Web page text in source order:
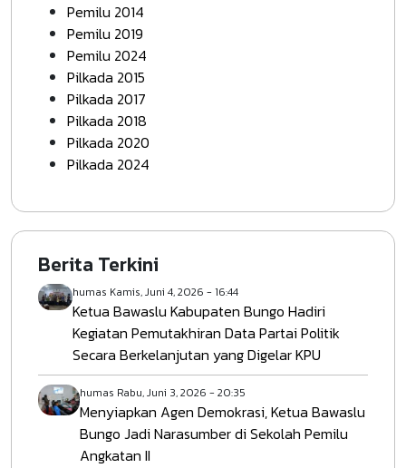
Pemilu 2014
Pemilu 2019
Pemilu 2024
Pilkada 2015
Pilkada 2017
Pilkada 2018
Pilkada 2020
Pilkada 2024
Berita Terkini
humas Kamis, Juni 4, 2026 - 16:44
Ketua Bawaslu Kabupaten Bungo Hadiri
Kegiatan Pemutakhiran Data Partai Politik
Secara Berkelanjutan yang Digelar KPU
humas Rabu, Juni 3, 2026 - 20:35
Menyiapkan Agen Demokrasi, Ketua Bawaslu
Bungo Jadi Narasumber di Sekolah Pemilu
Angkatan II